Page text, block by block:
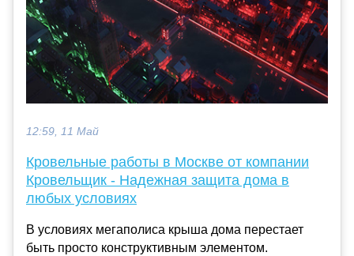
12:59, 11 Май
Кровельные работы в Москве от компании
Кровельщик - Надежная защита дома в
любых условиях
В условиях мегаполиса крыша дома перестает
быть просто конструктивным элементом.